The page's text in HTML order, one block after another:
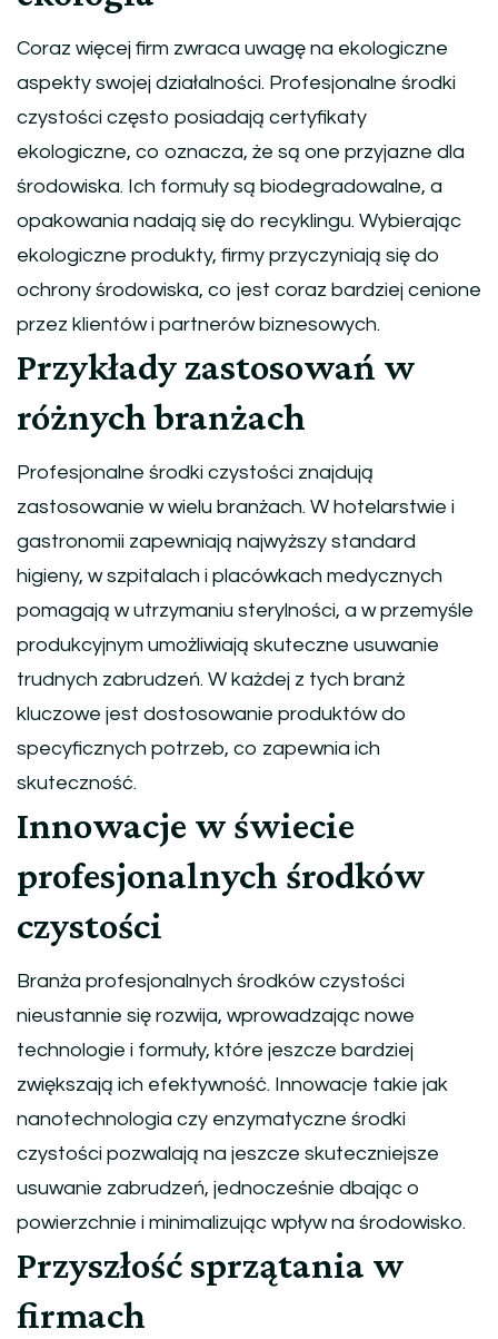
Coraz więcej firm zwraca uwagę na ekologiczne
aspekty swojej działalności. Profesjonalne środki
czystości często posiadają certyfikaty
ekologiczne, co oznacza, że są one przyjazne dla
środowiska. Ich formuły są biodegradowalne, a
opakowania nadają się do recyklingu. Wybierając
ekologiczne produkty, firmy przyczyniają się do
ochrony środowiska, co jest coraz bardziej cenione
przez klientów i partnerów biznesowych.
Przykłady zastosowań w
różnych branżach
Profesjonalne środki czystości znajdują
zastosowanie w wielu branżach. W hotelarstwie i
gastronomii zapewniają najwyższy standard
higieny, w szpitalach i placówkach medycznych
pomagają w utrzymaniu sterylności, a w przemyśle
produkcyjnym umożliwiają skuteczne usuwanie
trudnych zabrudzeń. W każdej z tych branż
kluczowe jest dostosowanie produktów do
specyficznych potrzeb, co zapewnia ich
skuteczność.
Innowacje w świecie
profesjonalnych środków
czystości
Branża profesjonalnych środków czystości
nieustannie się rozwija, wprowadzając nowe
technologie i formuły, które jeszcze bardziej
zwiększają ich efektywność. Innowacje takie jak
nanotechnologia czy enzymatyczne środki
czystości pozwalają na jeszcze skuteczniejsze
usuwanie zabrudzeń, jednocześnie dbając o
powierzchnie i minimalizując wpływ na środowisko.
Przyszłość sprzątania w
firmach